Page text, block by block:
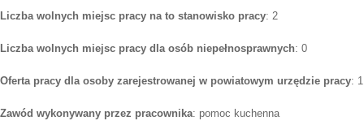
Liczba wolnych miejsc pracy na to stanowisko pracy: 2
Liczba wolnych miejsc pracy dla osób niepełnosprawnych: 0
Oferta pracy dla osoby zarejestrowanej w powiatowym urzędzie pracy: 1
Zawód wykonywany przez pracownika: pomoc kuchenna